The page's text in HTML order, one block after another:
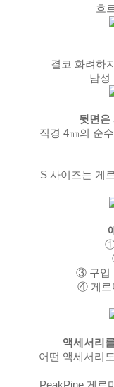
흐
결코 화려하
남성
뒷면은
직경 4㎜의 순
S 사이즈는 게
①
③ 구입
④ 게르
액세서리
어떤 액세서리